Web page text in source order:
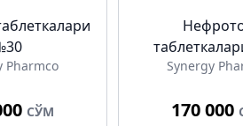
Pharmco
СЎМ
Synergy
170 000